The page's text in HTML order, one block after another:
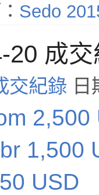
Sedo
20 成
交紀錄
2,500
1,500
USD